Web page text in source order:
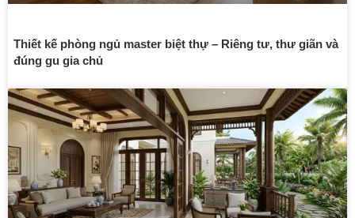
Thiết kế phòng ngủ master biệt thự – Riêng tư, thư giãn và
đúng gu gia chủ